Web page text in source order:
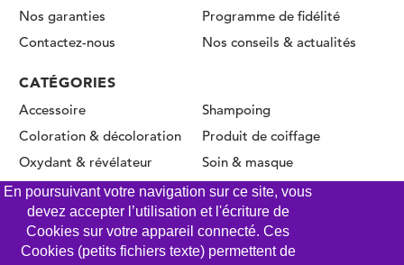
Nos garanties
Programme de fidélité
Contactez-nous
Nos conseils & actualités
CATÉGORIES
Accessoire
Coloration & décoloration
Oxydant & révélateur
Permanente & Lissage
Shampoing
Produit de coiffage
Soin & masque
En poursuivant votre navigation sur ce site, vous
devez accepter l’utilisation et l'écriture de
Cookies sur votre appareil connecté. Ces
Cookies (petits fichiers texte) permettent de